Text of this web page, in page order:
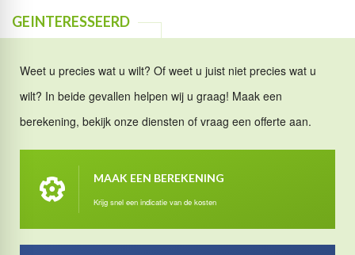
GEINTERESSEERD
Weet u precies wat u wilt? Of weet u juist niet precies wat u
wilt? In beide gevallen helpen wij u graag! Maak een
berekening, bekijk onze diensten of vraag een offerte aan.
MAAK EEN BEREKENING
Krijg snel een indicatie van de kosten